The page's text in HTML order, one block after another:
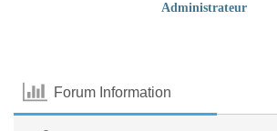
Administrateur
Forum Information